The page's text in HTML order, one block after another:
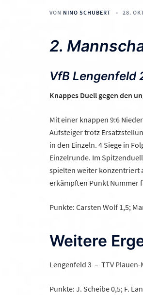
VON NINO SCHUBERT 28.
2.
VfB
Knappes Duell gegen den
Mit einer knappen 9:6
Aufsteiger trotz
in den Einzeln. 4 Siege in
Einzelrunde. Im
spielten weiter konzentriert
erkämpften Punkt Nummer
Punkte: Carsten Wolf 1,5;
Weitere
Lengenfeld 3 – TTV
Punkte: J. Scheibe 0,5; F.